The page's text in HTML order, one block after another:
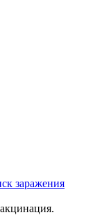
заражения